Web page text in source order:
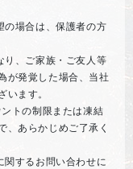
の場合は、保護者の方
り、ご家族・ご友人等
が発覚した場合、当社
います。
トの制限または凍結
、あらかじめご了承く
関するお問い合わせに